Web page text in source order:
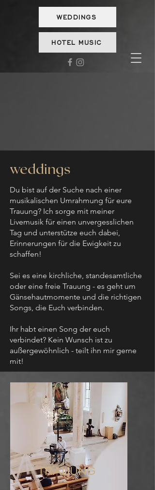
WEDDINGS
HOTEL MUSIC
weddings
Du bist auf der Suche nach einer
musikalischen Umrahmung für eure
Trauung? Ich sorge mit meiner
Livemusik für einen unvergesslichen
Tag und unterstütze euch dabei,
Erinnerungen für die Ewigkeit zu
schaffen!
Sei es eine kirchliche, standesamtliche
oder eine freie Trauung - es geht um
Gänsehautmomente und die richtigen
Songs, die Euch verbinden.
Ihr habt einen Song der euch
verbindet? Kein Wunsch ist zu
außergewöhnlich - teilt ihn mir gerne
mit!
TRAUUNG